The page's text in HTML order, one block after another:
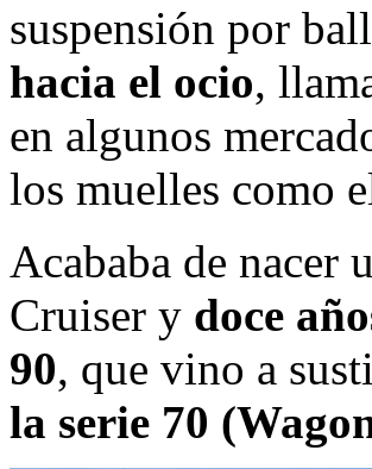
suspensión por
hacia el ocio,
en algunos
los muelles como
Acababa de nacer
Cruiser y doce
90, que vino a
la serie 70